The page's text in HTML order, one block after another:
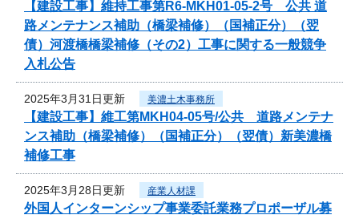
【建設工事】維持工事第R6-MKH01-05-2号 公共 道
路メンテナンス補助（橋梁補修）（国補正分）（翌
債）河渡橋橋梁補修（その2）工事に関する一般競争
入札公告
2025年3月31日更新 美濃土木事務所
【建設工事】維工第MKH04-05号/公共 道路メンテナ
ンス補助（橋梁補修）（国補正分）（翌債）新美濃橋
補修工事
2025年3月28日更新 産業人材課
外国人インターンシップ事業委託業務プロポーザル募